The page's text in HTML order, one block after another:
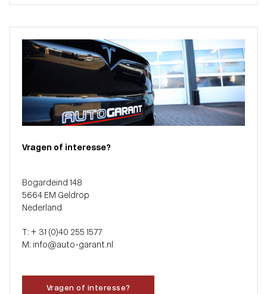
Vragen of interesse?
Bogardeind 148
5664 EM Geldrop
Nederland
T: + 31 (0)40 255 1577
M: info@auto-garant.nl
Vragen of interesse?